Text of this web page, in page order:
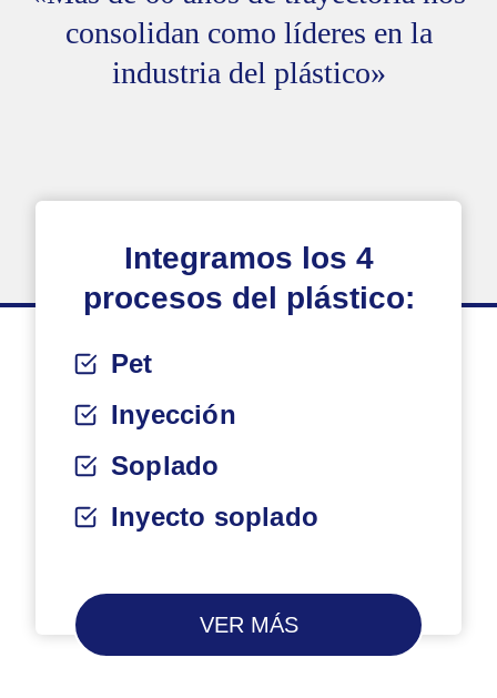
consolidan como líderes en la
industria del plástico»
Integramos los 4
procesos del plástico:
Pet
Inyección
Soplado
Inyecto soplado
VER MÁS